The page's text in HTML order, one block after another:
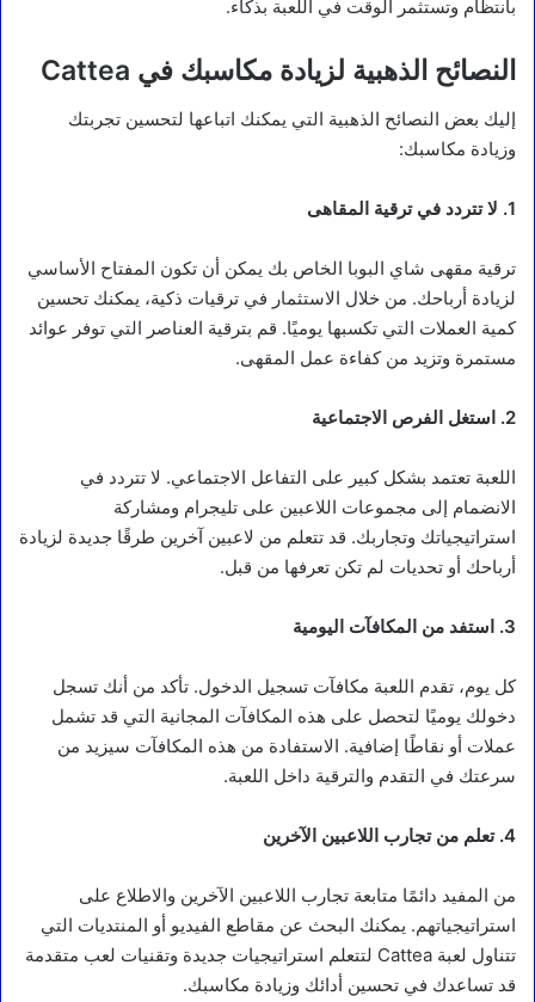
بانتظام وتستثمر الوقت في اللعبة بذكاء.
النصائح الذهبية لزيادة مكاسبك في Cattea
إليك بعض النصائح الذهبية التي يمكنك اتباعها لتحسين تجربتك
وزيادة مكاسبك:
1. لا تتردد في ترقية المقاهى
ترقية مقهى شاي البوبا الخاص بك يمكن أن تكون المفتاح الأساسي
لزيادة أرباحك. من خلال الاستثمار في ترقيات ذكية، يمكنك تحسين
كمية العملات التي تكسبها يوميًا. قم بترقية العناصر التي توفر عوائد
مستمرة وتزيد من كفاءة عمل المقهى.
2. استغل الفرص الاجتماعية
اللعبة تعتمد بشكل كبير على التفاعل الاجتماعي. لا تتردد في
الانضمام إلى مجموعات اللاعبين على تليجرام ومشاركة
استراتيجياتك وتجاربك. قد تتعلم من لاعبين آخرين طرقًا جديدة لزيادة
أرباحك أو تحديات لم تكن تعرفها من قبل.
3. استفد من المكافآت اليومية
كل يوم، تقدم اللعبة مكافآت تسجيل الدخول. تأكد من أنك تسجل
دخولك يوميًا لتحصل على هذه المكافآت المجانية التي قد تشمل
عملات أو نقاطًا إضافية. الاستفادة من هذه المكافآت سيزيد من
سرعتك في التقدم والترقية داخل اللعبة.
4. تعلم من تجارب اللاعبين الآخرين
من المفيد دائمًا متابعة تجارب اللاعبين الآخرين والاطلاع على
استراتيجياتهم. يمكنك البحث عن مقاطع الفيديو أو المنتديات التي
تتناول لعبة Cattea لتتعلم استراتيجيات جديدة وتقنيات لعب متقدمة
قد تساعدك في تحسين أدائك وزيادة مكاسبك.